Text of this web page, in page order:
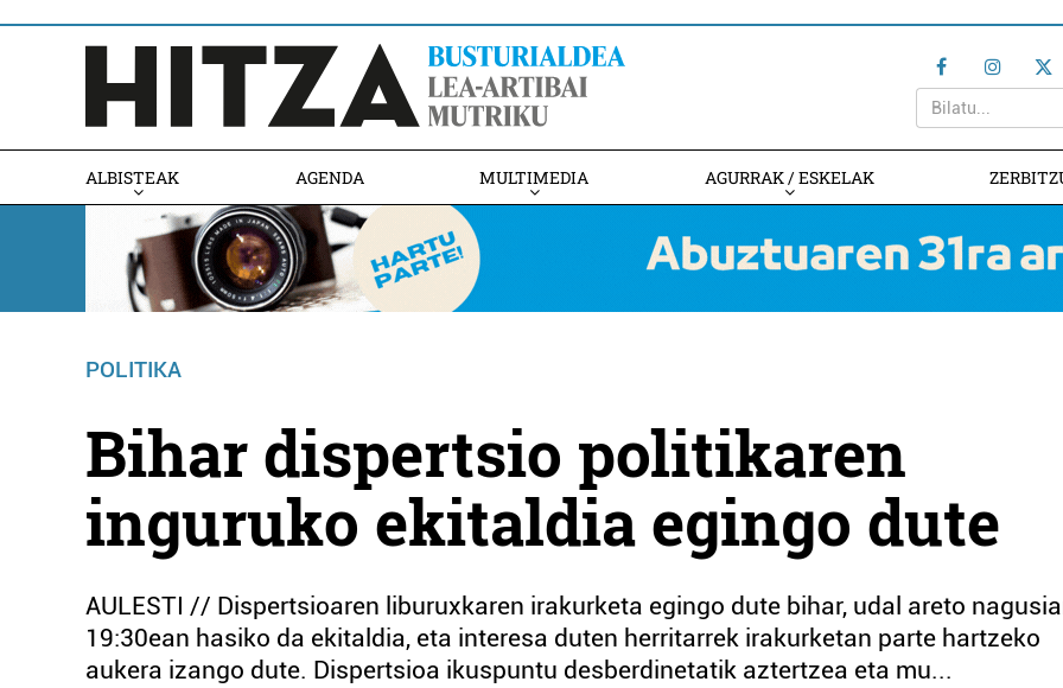
ALBISTEAK AGENDA MULTIMEDIA AGURRAK / ESKELAK
POLITIKA
Bihar dispertsio politikaren
inguruko ekitaldia egingo dute
AULESTI // Dispertsioaren liburuxkaren irakurketa egingo dute bihar, udal areto
19:30ean hasiko da ekitaldia, eta interesa duten herritarrek irakurketan parte hartzeko
aukera izango dute. Dispertsioa ikuspuntu desberdinetatik aztertzea eta mu...